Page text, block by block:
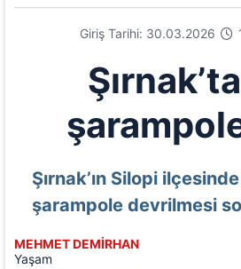
Giriş Tarihi: 30.03.2026
Şırnak’ın Silopi
şarampole devrilmesi
MEHMET DEMİRHAN
Yaşam